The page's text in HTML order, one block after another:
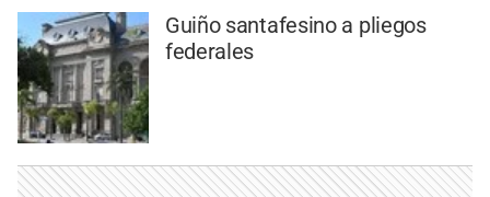
Guiño santafesino a pliegos
federales